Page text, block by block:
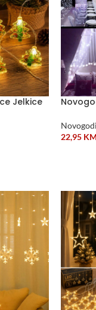
Jelkice
22,95 KM